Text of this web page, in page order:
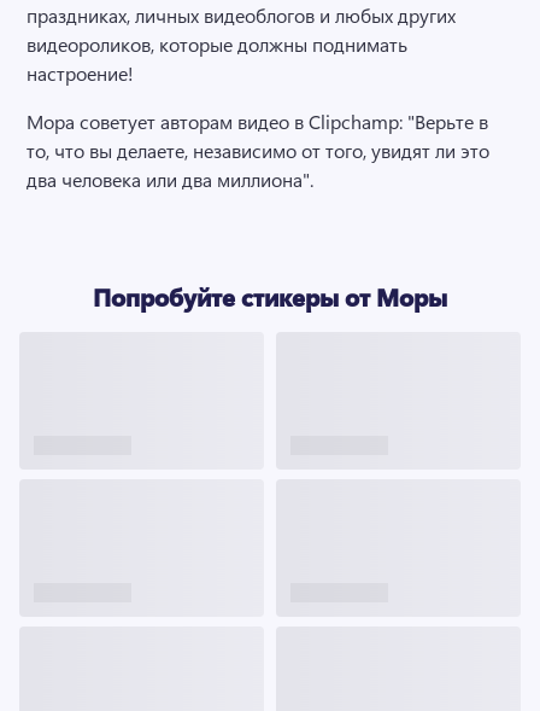
праздниках, личных видеоблогов и любых других
видеороликов, которые должны поднимать
настроение!
Мора советует авторам видео в Clipchamp: "Верьте в
то, что вы делаете, независимо от того, увидят ли это
два человека или два миллиона".
Попробуйте стикеры от Моры